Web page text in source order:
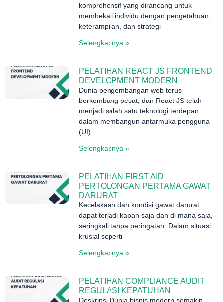
komprehensif yang dirancang untuk
membekali individu dengan pengetahuan,
keterampilan, dan strategi
Selengkapnya »
PELATIHAN REACT JS FRONTEND
DEVELOPMENT MODERN
Dunia pengembangan web terus
berkembang pesat, dan React JS telah
menjadi salah satu teknologi terdepan
dalam membangun antarmuka pengguna
(UI)
Selengkapnya »
PELATIHAN FIRST AID
PERTOLONGAN PERTAMA GAWAT
DARURAT
Kecelakaan dan kondisi gawat darurat
dapat terjadi kapan saja dan di mana saja,
seringkali tanpa peringatan. Dalam situasi
krusial seperti
Selengkapnya »
PELATIHAN COMPLIANCE AUDIT
REGULASI KEPATUHAN
Deskripsi Dunia bisnis modern semakin